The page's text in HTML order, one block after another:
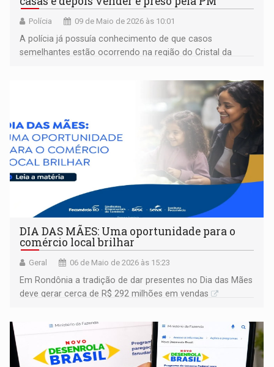
Polícia 09 de Maio de 2026 às 10:01
​A polícia já possuía conhecimento de que casos
semelhantes estão ocorrendo na região do Cristal da
DIA DAS MÃES: Uma oportunidade para o
comércio local brilhar
Geral 06 de Maio de 2026 às 15:23
Em Rondônia a tradição de dar presentes no Dia das Mães
deve gerar cerca de R$ 292 milhões em vendas